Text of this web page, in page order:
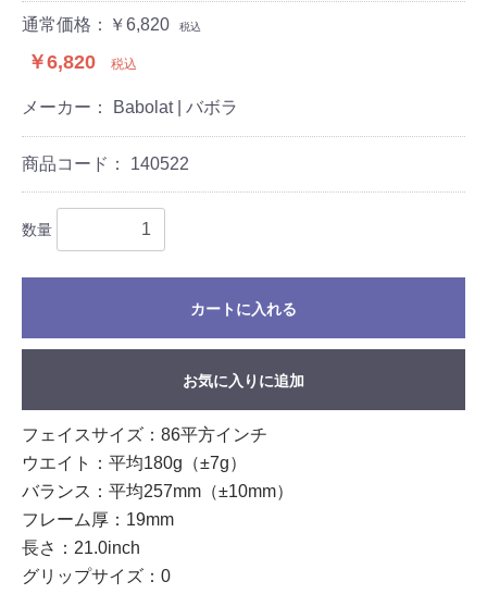
通常価格：￥6,820 税込
￥6,820 税込
メーカー： Babolat | バボラ
商品コード： 140522
数量
カートに入れる
お気に入りに追加
フェイスサイズ：86平方インチ
ウエイト：平均180g（±7g）
バランス：平均257mm（±10mm）
フレーム厚：19mm
長さ：21.0inch
グリップサイズ：0